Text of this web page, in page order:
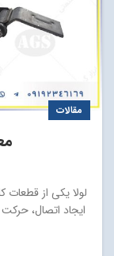
مقالات
لولا یکی از
ایجاد اتصال،